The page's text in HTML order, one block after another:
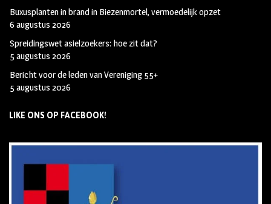
Buxusplanten in brand in Biezenmortel, vermoedelijk opzet
6 augustus 2026
Spreidingswet asielzoekers: hoe zit dat?
5 augustus 2026
Bericht voor de leden van Vereniging 55+
5 augustus 2026
LIKE ONS OP FACEBOOK!